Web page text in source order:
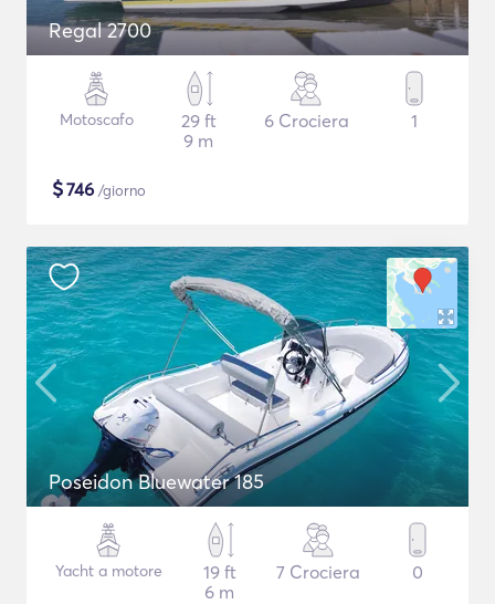
Regal 2700
Motoscafo
29 ft
9 m
6 Crociera 1
$746 /giorno
Poseidon Bluewater 185
Yacht a motore
19 ft
6 m
7 Crociera 0